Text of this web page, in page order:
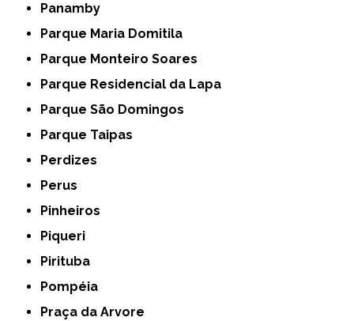
Panamby
Parque Maria Domitila
Parque Monteiro Soares
Parque Residencial da Lapa
Parque São Domingos
Parque Taipas
Perdizes
Perus
Pinheiros
Piqueri
Pirituba
Pompéia
Praça da Arvore